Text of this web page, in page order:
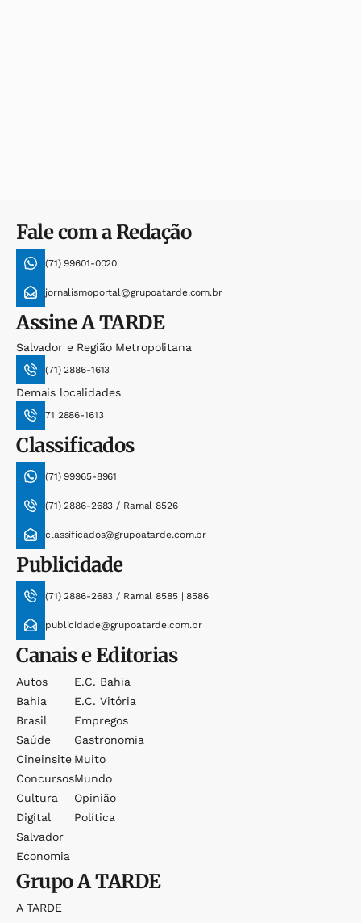
Fale com a Redação
(71) 99601-0020
jornalismoportal@grupoatarde.com.br
AssineA TARDE
Salvador e Região Metropolitana
(71) 2886-1613
Demais localidades
71 2886-1613
Classificados
(71) 99965-8961
(71) 2886-2683 / Ramal 8526
classificados@grupoatarde.com.br
Publicidade
(71) 2886-2683 / Ramal 8585 | 8586
publicidade@grupoatarde.com.br
Canais e Editorias
Autos
Bahia
Brasil
Saúde
Cineinsite
Concursos
Cultura
Digital
Salvador
Economia
E.c. Bahia
E.c. Vitória
Empregos
Gastronomia
Muito
Mundo
Opinião
Política
GrupoA TARDE
A TARDE